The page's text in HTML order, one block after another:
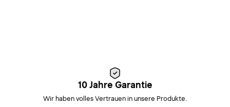
10 Jahre Garantie
Wir haben volles Vertrauen in unsere Produkte.